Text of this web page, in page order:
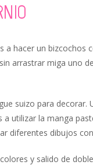
a hacer un bizcochos
arrastrar miga uno
suizo para decorar.
utilizar la manga
diferentes dibujos
y salido de